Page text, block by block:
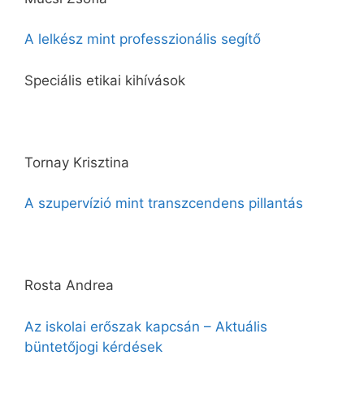
A lelkész mint professzionális segítő
Speciális etikai kihívások
Tornay Krisztina
A szupervízió mint transzcendens pillantás
Rosta Andrea
Az iskolai erőszak kapcsán – Aktuális
büntetőjogi kérdések